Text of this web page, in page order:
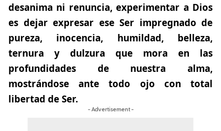
desanima ni renuncia, experimentar a Dios
es dejar expresar ese Ser impregnado de
pureza, inocencia, humildad, belleza,
ternura y dulzura que mora en las
profundidades de nuestra alma,
mostrándose ante todo ojo con total
libertad de Ser.
- Advertisement -